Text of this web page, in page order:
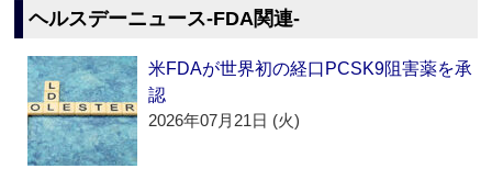
ヘルスデーニュース‐FDA関連‐
米FDAが世界初の経口PCSK9阻害薬を承
認
2026年07月21日 (火)